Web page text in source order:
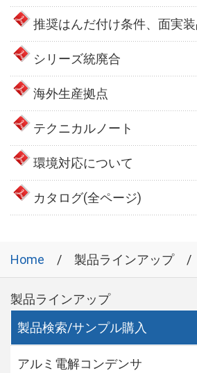
推奨はんだ付け条件、面実
シリーズ統廃合
海外生産拠点
テクニカルノート
環境対応について
カタログ(全ページ)
Home 製品ラインアップ
製品ラインアップ
製品検索/サンプル購入
アルミ電解コンデンサ